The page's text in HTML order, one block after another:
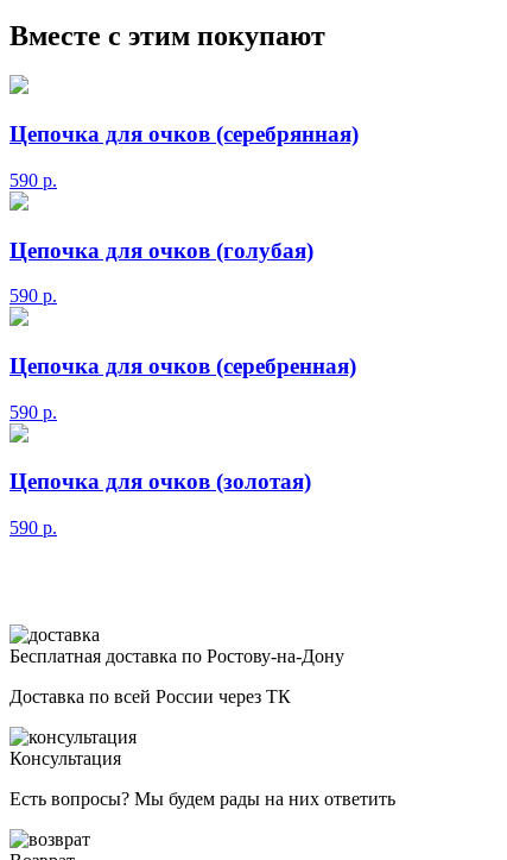
Вместе с этим покупают
Цепочка для очков (серебрянная)
590 р.
Цепочка для очков (голубая)
590 р.
Цепочка для очков (серебренная)
590 р.
Цепочка для очков (золотая)
590 р.
Бесплатная доставка по Ростову-на-Дону
Доставка по всей России через ТК
Консультация
Есть вопросы? Мы будем рады на них ответить